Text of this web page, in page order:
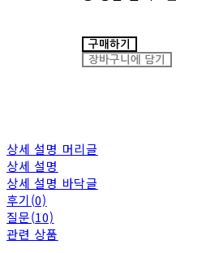
구매하기
장바구니에 담기
상세 설명 머리글
상세 설명
상세 설명 바닥글
후기(0)
질문(10)
관련 상품